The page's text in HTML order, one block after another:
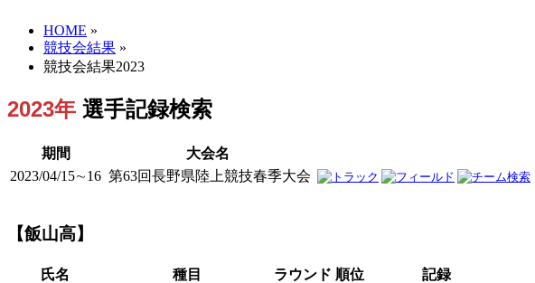
HOME »
競技会結果 »
競技会結果2023
2023年 選手記録検索
期間 大会名
2023/04/15∼16 第63回長野県陸上競技春季大会
【飯山高】
氏名 種目 ラウンド 順位
記録